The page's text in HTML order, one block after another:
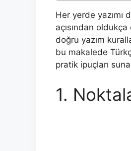
Her yerde yazımı
açısından
doğru yazım
bu makalede
pratik ipuçları
1.